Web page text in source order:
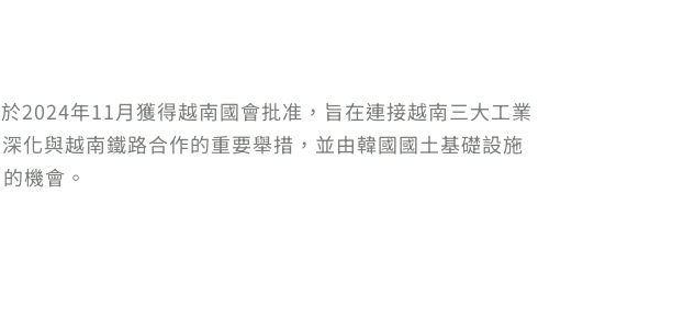
於2024年11月獲得越南國會批准，旨在連接越南三大工業
與越南鐵路合作的重要舉措，並由韓國國土基礎設施
機會。